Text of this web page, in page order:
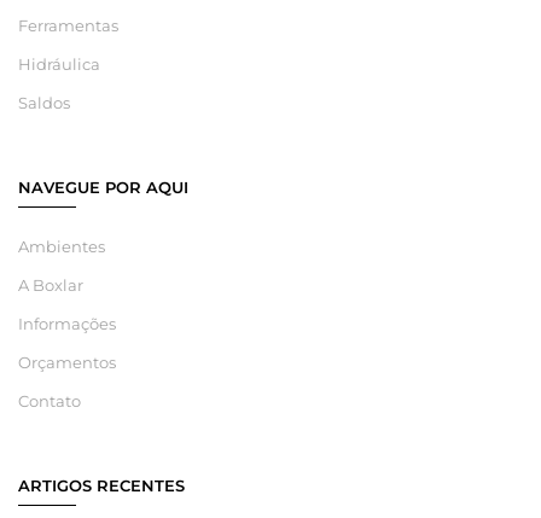
Ferramentas
Hidráulica
Saldos
NAVEGUE POR AQUI
Ambientes
A Boxlar
Informações
Orçamentos
Contato
ARTIGOS RECENTES